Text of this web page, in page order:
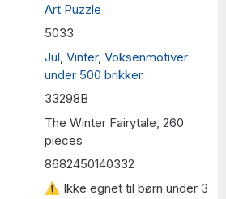
Art Puzzle
5033
Jul Vinter, Voksenmotiver
under 500 brikker
33298B
The Winter Fairytale, 260
pieces
8682450140332
⚠ Ikke egnet til børn under 3